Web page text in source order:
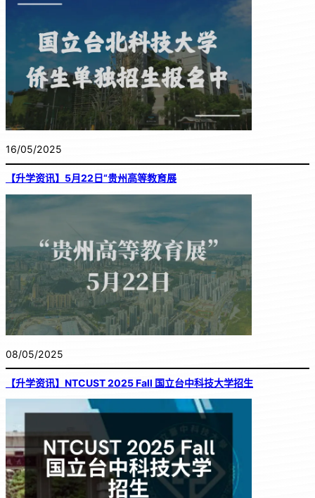
16/05/2025
【升学资讯】5月22日“贵州高等教育展
08/05/2025
【升学资讯】NTCUST 2025 Fall 国立台中科技大学招生